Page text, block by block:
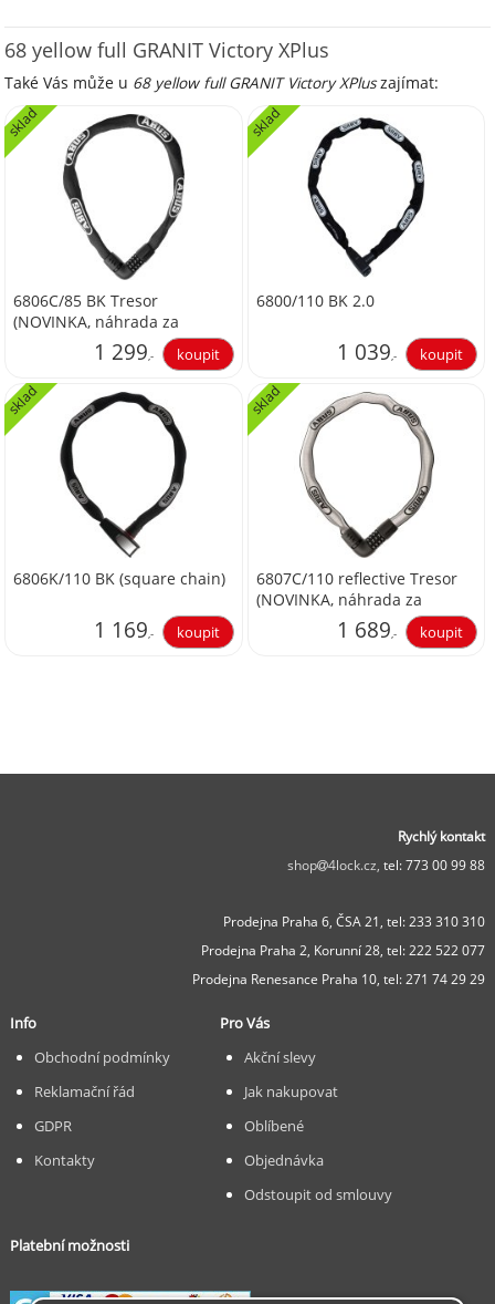
68 yellow full GRANIT Victory XPlus
Také Vás může u 68 yellow full GRANIT Victory XPluszajímat:
6806C/85 BK Tresor
(NOVINKA, náhrada za
1385/85 Tresor)
sklad
1 299,-
1 073,55
6800/110 BK 2.0
sklad
1 039 ,-
858,68
6806K/110 BK (square chain)
sklad
1 169,-
6807C/110 reflective Tresor
(NOVINKA, náhrada za
1385/110 Tresor)
sklad
1 689 ,-
Rychlý kontakt
shop
4lock.cz, tel: 773 00 99 88
Prodejna Praha 6, ČSA 21, tel: 233 310 310
Prodejna Praha 2, Korunní 28, tel: 222 522 077
Prodejna Renesance Praha 10, tel: 271 74 29 29
Info
Obchodní podmínky
Reklamační řád
GDPR
Kontakty
Pro Vás
Akční slevy
Jak nakupovat
Oblíbené
Objednávka
Odstoupit od smlouvy
Platební možnosti